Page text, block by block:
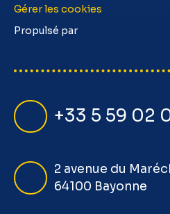
Gérer les cookies
Propulsé par
+33 5 59 02
2 avenue du
64100 Bayonne